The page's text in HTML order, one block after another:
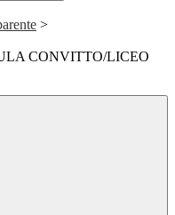
>
CONVITTO/LICEO